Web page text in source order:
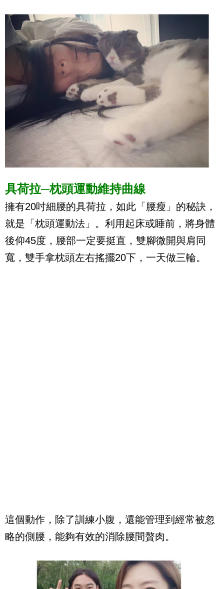
具荷拉─枕頭運動維持曲線
擁有20吋細腰的具荷拉，如此「腰瘦」的秘訣，
就是「枕頭運動法」。利用起床或睡前，將身體
後仰45度，腰部一定要挺直，雙腳微開與肩同
寬，雙手拿枕頭左右搖擺20下，一天做三輪。
這個動作，除了訓練小腹，還能管理到經常被忽
略的側腰，能夠有效的消除腰間贅肉。